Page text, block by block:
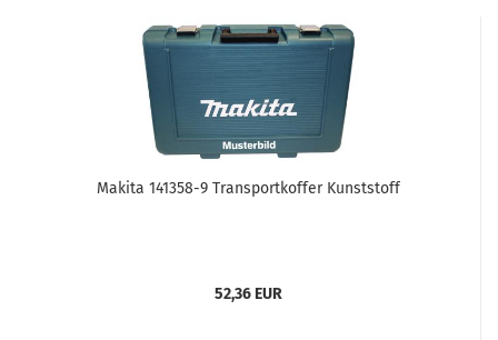
Makita 141358-9 Transportkoffer Kunststoff
52,36 EUR